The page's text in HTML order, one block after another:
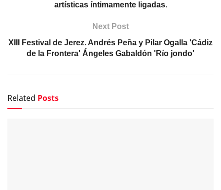
artísticas íntimamente ligadas.
Next Post
XIII Festival de Jerez. Andrés Peña y Pilar Ogalla 'Cádiz
de la Frontera' Ángeles Gabaldón 'Río jondo'
Related Posts